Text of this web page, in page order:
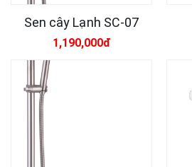
Sen cây Lạnh SC-07
1,190,000đ